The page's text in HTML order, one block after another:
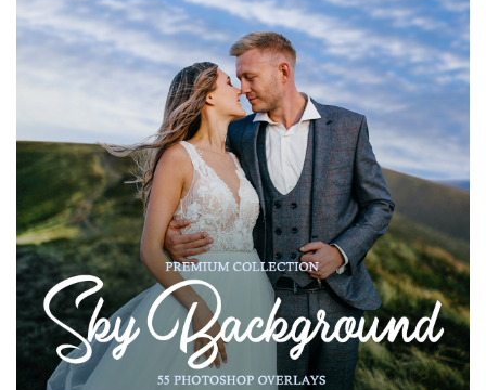
Entire Collection
(1783 Overlays)
Large 6000*4000px
मुफ्त डाउनलोड